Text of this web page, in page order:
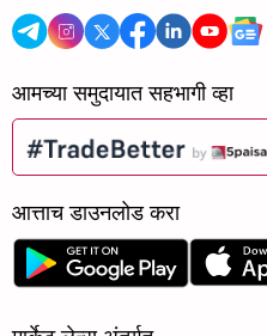
आमच्या समुदायात सहभागी व्हा
आत्ताच डाउनलोड करा